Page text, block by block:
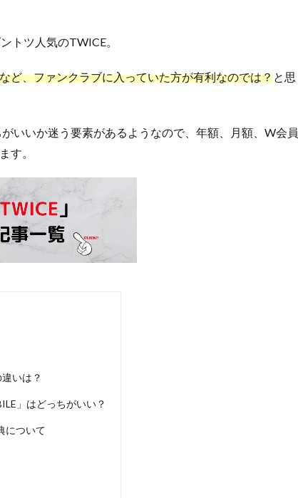
トツ人気のTWICE。
ど、ファンクラブに入っていた方が有利なのでは？と思
いいか迷う要素があるようなので、年額、月額、W会員
す。
いは？
」はどっちがいい？
について